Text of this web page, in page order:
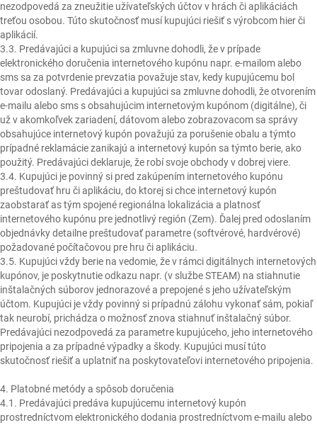
nezodpovedá za zneužitie užívateľských účtov v hrách či aplikáciách
treťou osobou. Túto skutočnosť musí kupujúci riešiť s výrobcom hier či
aplikácií.
3.3. Predávajúci a kupujúci sa zmluvne dohodli, že v prípade
elektronického doručenia internetového kupónu napr. e-mailom alebo
sms sa za potvrdenie prevzatia považuje stav, kedy kupujúcemu bol
tovar odoslaný. Predávajúci a kupujúci sa zmluvne dohodli, že otvorením
e-mailu alebo sms s obsahujúcim internetovým kupónom (digitálne), či
už v akomkoľvek zariadení, dátovom alebo zobrazovacom sa správy
obsahujúce internetový kupón považujú za porušenie obalu a týmto
prípadné reklamácie zanikajú a internetový kupón sa týmto berie, ako
použitý. Predávajúci deklaruje, že robí svoje obchody v dobrej viere.
3.4. Kupujúci je povinný si pred zakúpením internetového kupónu
preštudovať hru či aplikáciu, do ktorej si chce internetový kupón
zaobstarať as tým spojené regionálna lokalizácia a platnosť
internetového kupónu pre jednotlivý región (Zem). Ďalej pred odoslaním
objednávky detailne preštudovať parametre (softvérové, hardvérové)
požadované počítačovou pre hru či aplikáciu.
3.5. Kupujúci vždy berie na vedomie, že v rámci digitálnych internetových
kupónov, je poskytnutie odkazu napr. (v službe STEAM) na stiahnutie
inštalačných súborov jednorazové a prepojené s jeho užívateľským
účtom. Kupujúci je vždy povinný si prípadnú zálohu vykonať sám, pokiaľ
tak neurobí, prichádza o možnosť znova stiahnuť inštalačný súbor.
Predávajúci nezodpovedá za parametre kupujúceho, jeho internetového
pripojenia a za prípadné výpadky a škody. Kupujúci musí túto
skutočnosť riešiť a uplatniť na poskytovateľovi internetového pripojenia.
4. Platobné metódy a spôsob doručenia
4.1. Predávajúci predáva kupujúcemu internetový kupón
prostredníctvom elektronického dodania prostredníctvom e-mailu alebo